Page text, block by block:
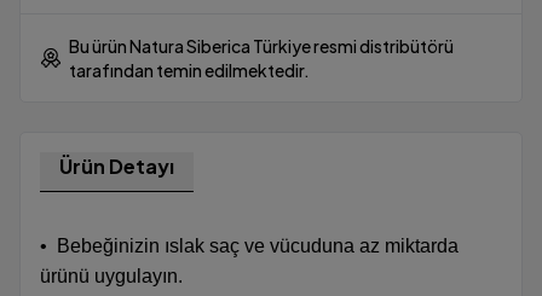
Bu ürün Natura Siberica Türkiye resmi distribütörü
tarafından temin edilmektedir.
Ürün Detayı
•
Bebeğinizin ıslak saç ve vücuduna az miktarda
ürünü uygulayın.